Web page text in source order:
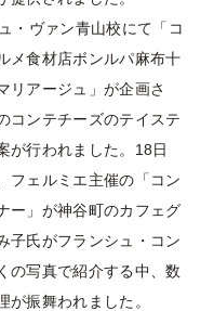
・ヴァン青山校にて「コ
メ食材店ボンルパ麻布十
リアージュ」が企画さ
コンテチーズのテイステ
が行われました。18日
フェルミエ主催の「コン
」が神谷町のカフェグ
子氏がフランシュ・コン
の写真で紹介する中、数
振舞われました。